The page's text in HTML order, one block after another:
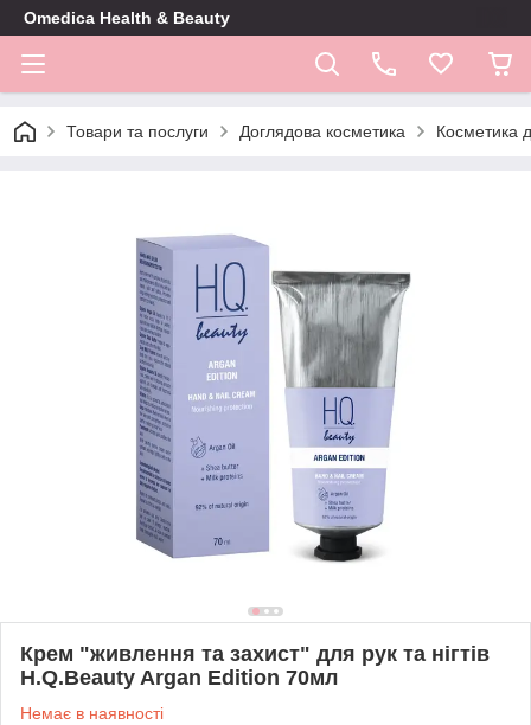
Omedica Health & Beauty
Товари та послуги Доглядова косметика Косметика
Крем "живлення та захист" для рук та нігтів
H.Q.Beauty Argan Edition 70мл
Немає в наявності